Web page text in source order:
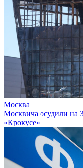
Москва
Москвича осудили на
«Крокусе»